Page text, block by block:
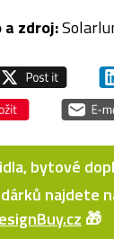
a zdroj:
bytové
najdete
🎁